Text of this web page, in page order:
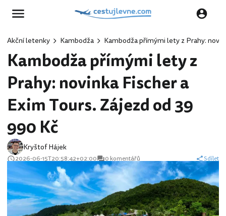
Akční letenky Kambodža Kambodža přímými lety z Prahy:
Kambodža přímými lety z
Prahy: novinka Fischer a
Exim Tours. Zájezd od 39
990 Kč
Kryštof Hájek
2026-06-15T20:58:42+02:00 0 komentářů Sdílet